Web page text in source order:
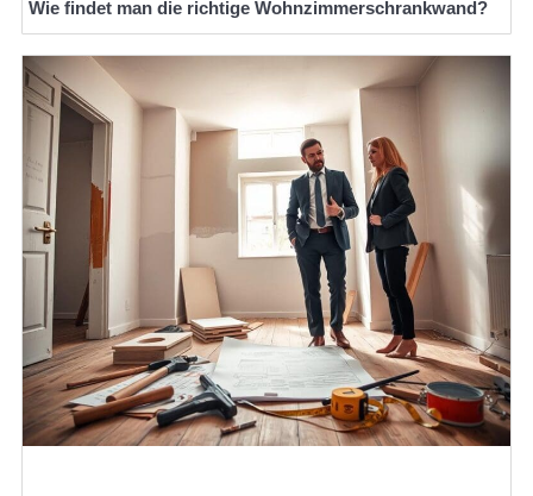
Wie findet man die richtige Wohnzimmerschrankwand?